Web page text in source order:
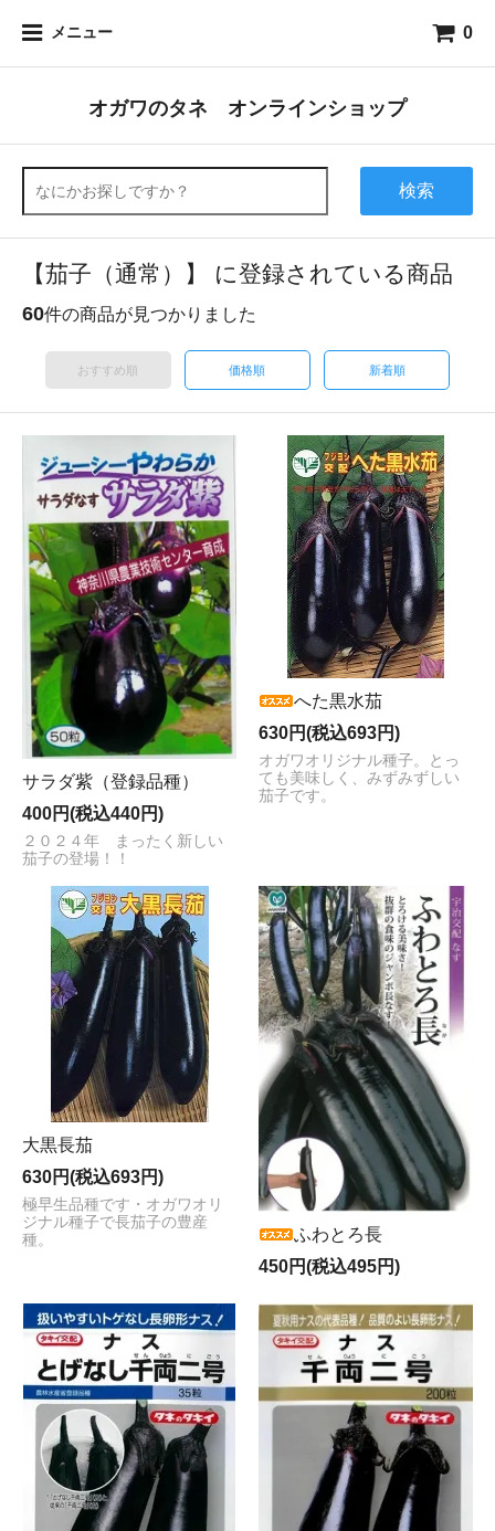
メニュー 0
オガワのタネ オンラインショップ
検索
【茄子（通常）】 に登録されている商品
60件の商品が見つかりました
おすすめ順 価格順 新着順
サラダ紫（登録品種）
400円(税込440円)
２０２４年 まったく新しい
茄子の登場！！
へた黒水茄
630円(税込693円)
オガワオリジナル種子。とっ
ても美味しく、みずみずしい
茄子です。
大黒長茄
630円(税込693円)
極早生品種です・オガワオリ
ジナル種子で長茄子の豊産
種。
ふわとろ長
450円(税込495円)